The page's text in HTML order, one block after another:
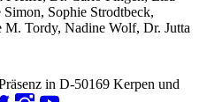
Sophie Strodtbeck,
Tordy, Nadine Wolf, Dr. Jutta
in D-50169 Kerpen und